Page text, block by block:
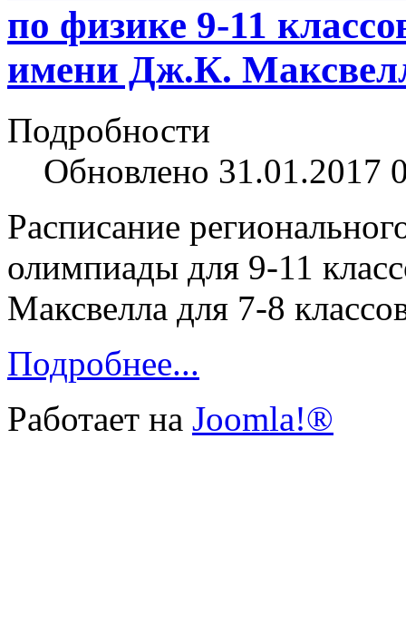
по физике 9-11
имени Дж.К.
Подробности
Обновлено 31.01.2017
Расписание
олимпиады для 9-11
Максвелла для 7-8
Подробнее...
Работает на Joomla!®